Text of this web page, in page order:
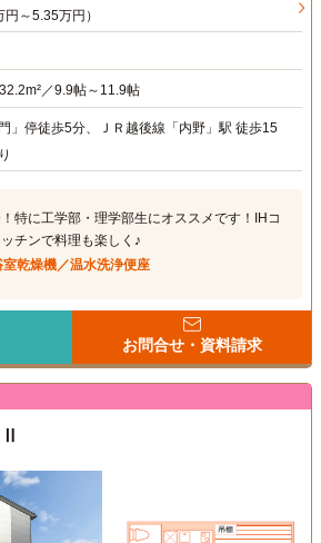
～5.35万円）
／9.9帖～11.9帖
」停徒歩5分、ＪＲ越後線「内野」駅 徒歩15
特に工学部・理学部生にオススメです！IHコ
チンで料理も楽しく♪
乾燥機／温水洗浄便座
お問合せ・資料請求